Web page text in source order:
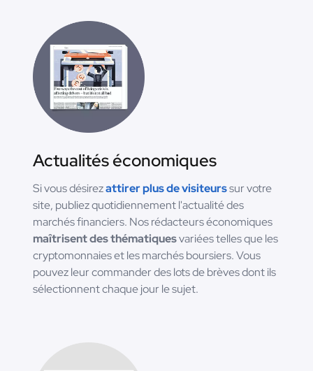
Actualités économiques
Si vous désirezattirer plus de visiteurssur votre
site, publiez quotidiennement l'actualité des
marchés financiers. Nos rédacteurs économiques
maîtrisent des thématiquesvariées telles que les
cryptomonnaies et les marchés boursiers. Vous
pouvez leur commander des lots de brèves dont ils
sélectionnent chaque jour le sujet.